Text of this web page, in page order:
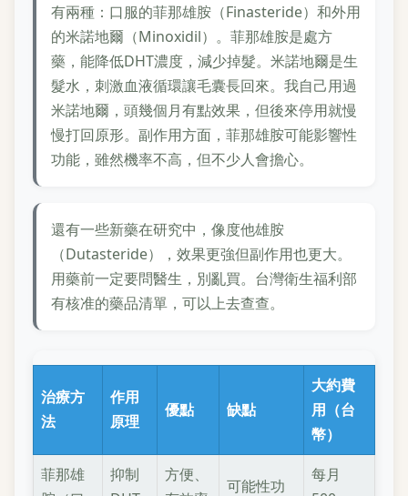
有兩種：口服的菲那雄胺（Finasteride）和外用
的米諾地爾（Minoxidil）。菲那雄胺是處方
藥，能降低DHT濃度，減少掉髮。米諾地爾是生
髮水，刺激血液循環讓毛囊長回來。我自己用過
米諾地爾，頭幾個月有點效果，但後來停用就慢
慢打回原形。副作用方面，菲那雄胺可能影響性
功能，雖然機率不高，但不少人會擔心。
還有一些新藥在研究中，像度他雄胺
（Dutasteride），效果更強但副作用也更大。
用藥前一定要問醫生，別亂買。台灣衛生福利部
有核准的藥品清單，可以上去查查。
治療方
法
作用
原理
優點 缺點
大約費
用（台
幣）
菲那雄
抑制
方便、
可能性功
每月